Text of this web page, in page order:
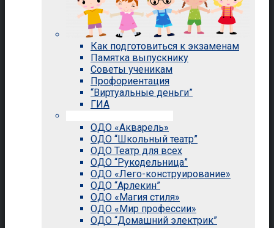
Как подготовиться к экзаменам
Памятка выпускнику
Советы ученикам
Профориентация
“Виртуальные деньги”
ГИА
ОДО «Акварель»
ОДО “Школьный театр”
ОДО Театр для всех
ОДО “Рукодельница”
ОДО «Лего-конструирование»
ОДО “Арлекин”
ОДО «Магия стиля»
ОДО «Мир профессии»
ОДО “Домашний электрик”